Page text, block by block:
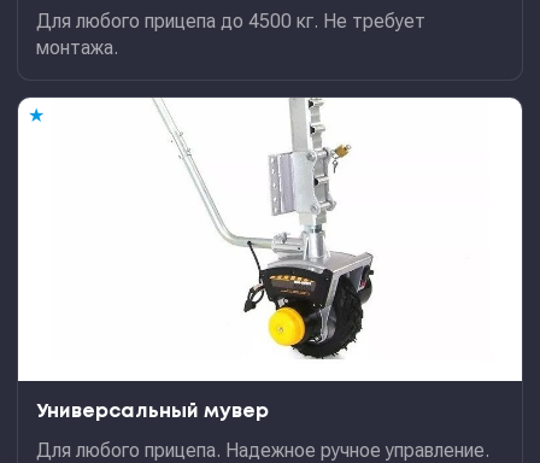
Для любого прицепа до 4500 кг. Не требует
монтажа.
★
Универсальный мувер
Для любого прицепа. Надежное ручное управление.